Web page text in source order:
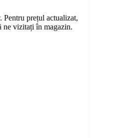
Pentru prețul actualizat,
ne vizitați în magazin.